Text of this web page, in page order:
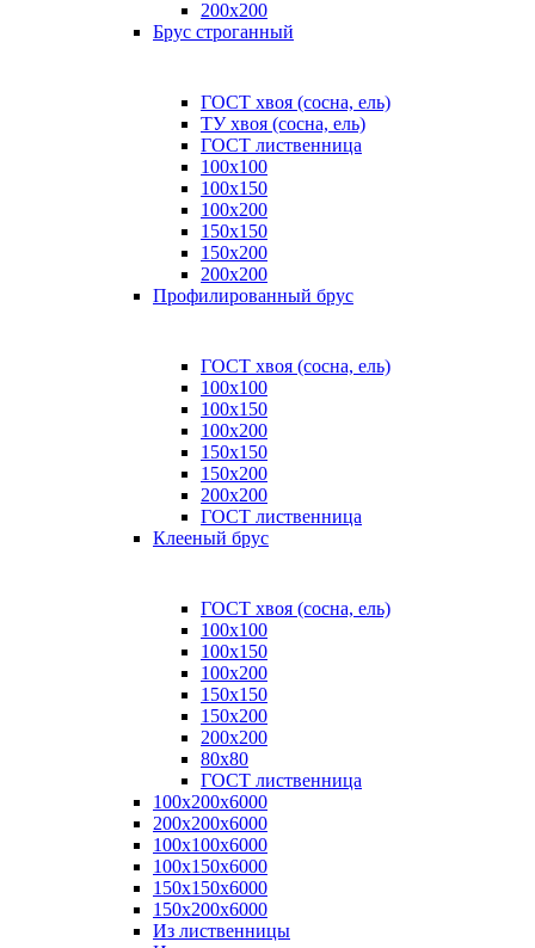
200x200
Брус строганный
ГОСТ хвоя (сосна, ель)
ТУ хвоя (сосна, ель)
ГОСТ лиственница
100х100
100х150
100х200
150х150
150х200
200х200
Профилированный брус
ГОСТ хвоя (сосна, ель)
100x100
100x150
100x200
150x150
150x200
200x200
ГОСТ лиственница
Клееный брус
ГОСТ хвоя (сосна, ель)
100x100
100x150
100x200
150x150
150x200
200x200
80х80
ГОСТ лиственница
100х200х6000
200х200х6000
100х100х6000
100х150х6000
150х150х6000
150х200х6000
Из лиственницы